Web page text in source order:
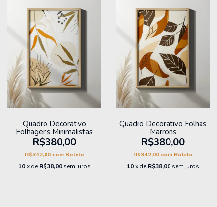
Quadro Decorativo
Folhagens Minimalistas
R$380,00
R$342,00 com Boleto
10 x de R$38,00 sem juros
Quadro Decorativo Folhas
Marrons
R$380,00
R$342,00 com Boleto
10 x de R$38,00 sem juros